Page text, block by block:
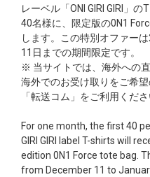
レーベル「ONI GIRI GIRI」
40名様に、限定版の0N1
します。この特別オファー
11日までの期間限定です。
※ 当サイトでは、海外への
海外でのお受け取りをご希
「転送コム」をご利用くだ
For one month, the first 40
GIRI GIRI label T-shirts will
edition 0N1 Force tote bag.
from December 11 to